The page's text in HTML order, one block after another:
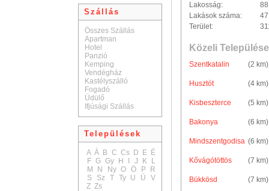
Szállás
Összes Szállás
Apartman
Hotel
Panzió
Kemping
Vendégház
Kastélyszálló
Fogadó
Üdülő
Ifjúsági Szállás
Települések
A Á B C Cs D E É
F G Gy H J K
L
M
N Ny O Ö P
R
S
Sz T Ty U Ü
V
Z Zs
Lakosság:
Lakások száma:
47
Terület:
Közeli
Szentkatalin (2 km)
Husztót (4 km)
Kisbeszterce (5 km)
Bakonya (6 km)
Mindszentgodisa (6 km)
Kővágótöttös (7 km)
Bükkösd (7 km)